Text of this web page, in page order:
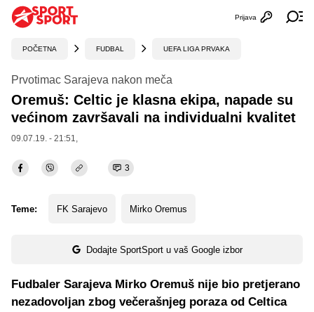
Otvori
Prijava
POČETNA FUDBAL UEFA LIGA PRVAKA
Prvotimac Sarajeva nakon meča
Oremuš: Celtic je klasna ekipa, napade su
većinom završavali na individualni kvalitet
09.07.19. - 21:51,
3
Teme: FK Sarajevo Mirko Oremus
Dodajte SportSport u vaš Google izbor
Fudbaler Sarajeva Mirko Oremuš nije bio pretjerano
nezadovoljan zbog večerašnjeg poraza od Celtica